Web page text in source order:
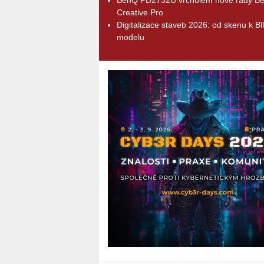
Creative Pro
Digitalizace staveb 2026: od skenu k
modelu